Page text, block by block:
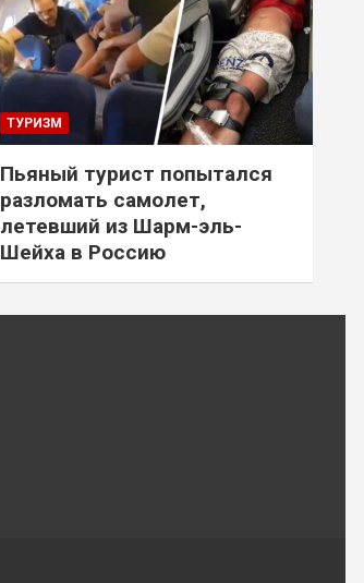
ТУРИЗМ
Пьяный турист попытался
разломать самолет,
летевший из Шарм-эль-
Шейха в Россию